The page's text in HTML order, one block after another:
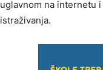
uglavnom na internetu
istraživanja.